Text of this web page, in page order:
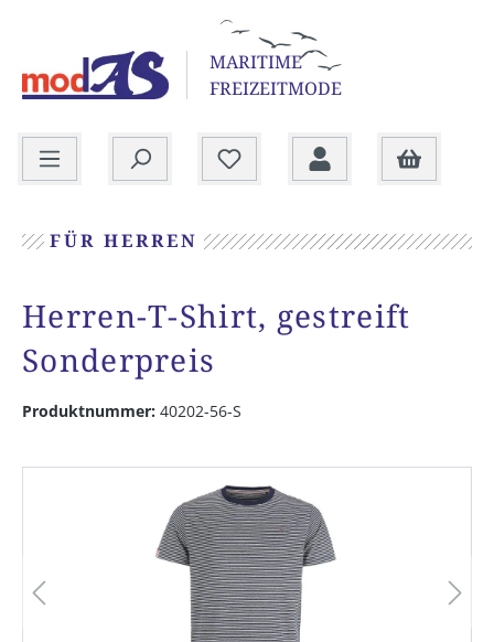
MARITIME
FREIZEITMODE
FÜR HERREN
Herren-T-Shirt, gestreift
Sonderpreis
Produktnummer: 40202-56-S